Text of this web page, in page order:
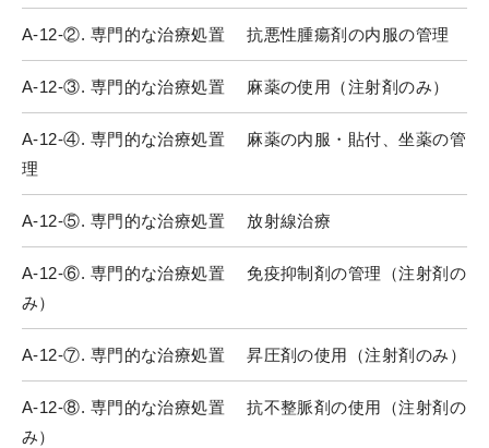
A-12-②. 専門的な治療処置 抗悪性腫瘍剤の内服の管理
A-12-③. 専門的な治療処置 麻薬の使用（注射剤のみ）
A-12-④. 専門的な治療処置 麻薬の内服・貼付、坐薬の管
理
A-12-⑤. 専門的な治療処置 放射線治療
A-12-⑥. 専門的な治療処置 免疫抑制剤の管理（注射剤の
み）
A-12-⑦. 専門的な治療処置 昇圧剤の使用（注射剤のみ）
A-12-⑧. 専門的な治療処置 抗不整脈剤の使用（注射剤の
み）